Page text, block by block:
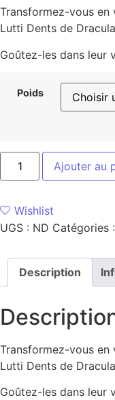
Transformez-vous en
Lutti Dents de
Goûtez-les dans leur
Poids
Ajouter au
Wishlist
UGS : ND Catégories :
Description
Transformez-vous en
Lutti Dents de
Goûtez-les dans leur